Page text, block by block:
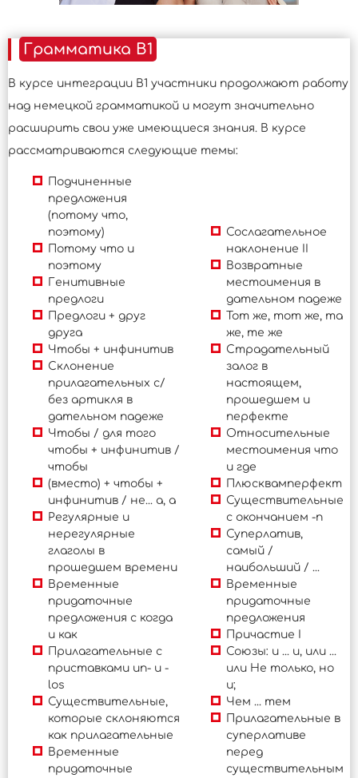
Грамматика B1
В курсе интеграции B1 участники продолжают работу
над немецкой грамматикой и могут значительно
расширить свои уже имеющиеся знания. В курсе
рассматриваются следующие темы:
Подчиненные
предложения
(потому что,
поэтому)
Потому что и
поэтому
Генитивные
предлоги
Предлоги + друг
друга
Чтобы + инфинитив
Склонение
прилагательных с/
без артикля в
дательном падеже
Чтобы / для того
чтобы + инфинитив /
чтобы
(вместо) + чтобы +
инфинитив / не... а, а
Регулярные и
нерегулярные
глаголы в
прошедшем времени
Временные
придаточные
предложения с когда
и как
Прилагательные с
приставками un- и -
los
Существительные,
которые склоняются
как прилагательные
Временные
придаточные
Сослагательное
наклонение II
Возвратные
местоимения в
дательном падеже
Тот же, тот же, та
же, те же
Страдательный
залог в
настоящем,
прошедшем и
перфекте
Относительные
местоимения что
и где
Плюсквамперфект
Существительные
с окончанием -n
Суперлатив,
самый /
наибольший / ...
Временные
придаточные
предложения
Причастие I
Союзы: и ... и, или ...
или Не только, но
и;
Чем ... тем
Прилагательные в
суперлативе
перед
существительным